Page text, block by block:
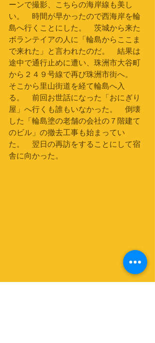
ーンで撮影、こちらの海岸線も美し
い。　時間が早かったので西海岸を輪
島へ行くことにした。　茨城から来た
ボランテイアの人に「輪島からここま
で来れた」と言われたのだ。　結果は
途中で通行止めに遭い、珠洲市大谷町
から２４９号線で再び珠洲市街へ。
そこから里山街道を経て輪島へ入
る。　前回お世話になった「おにぎり
屋」へ行くも誰もいなかった。　倒壊
した「輪島塗の老舗の会社の７階建て
のビル」の撤去工事も始まってい
た。　翌日の再訪をすることにして宿
舎に向かった。